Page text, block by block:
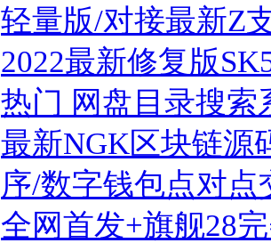
轻量版/对接最新Z
2022最新修复版
热门 网盘目录搜索
最新NGK区块链源
序/数字钱包点对点
全网首发+旗舰28